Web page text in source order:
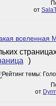
от
вселенная
)
от